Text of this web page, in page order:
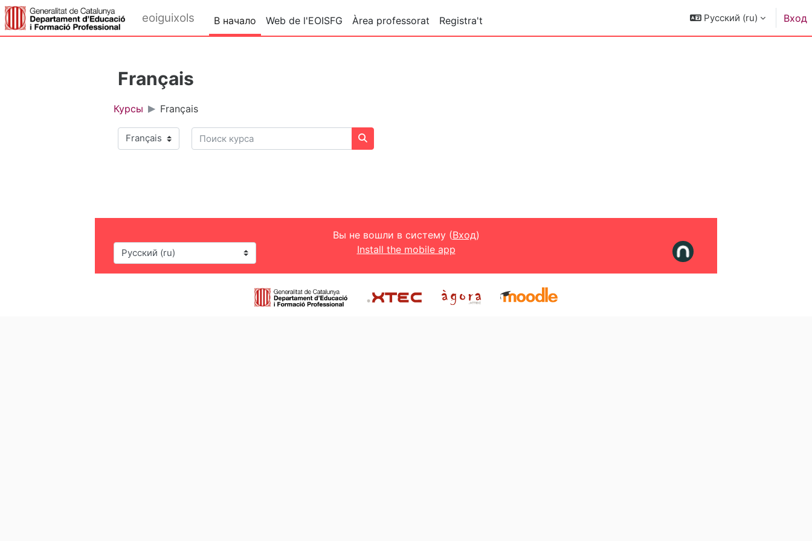
Перейти к основному содержанию
eoiguixols В начало Web de l'EOISFG Àrea professorat Registra't Русский ‎(ru)‎ Вход
Français
Курсы Français
Категории курсов
Поиск курса
Поиск курса
Язык Вы не вошли в систему (Вход)
Install the mobile app